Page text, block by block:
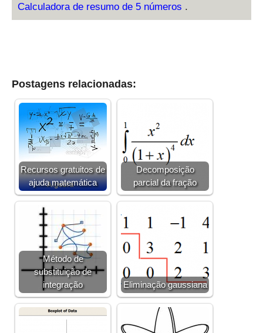
Calculadora de resumo de 5 números .
Postagens relacionadas:
Recursos gratuitos de
ajuda matemática
Decomposição
parcial da fração
Método de
substituição de
integração
Eliminação gaussiana